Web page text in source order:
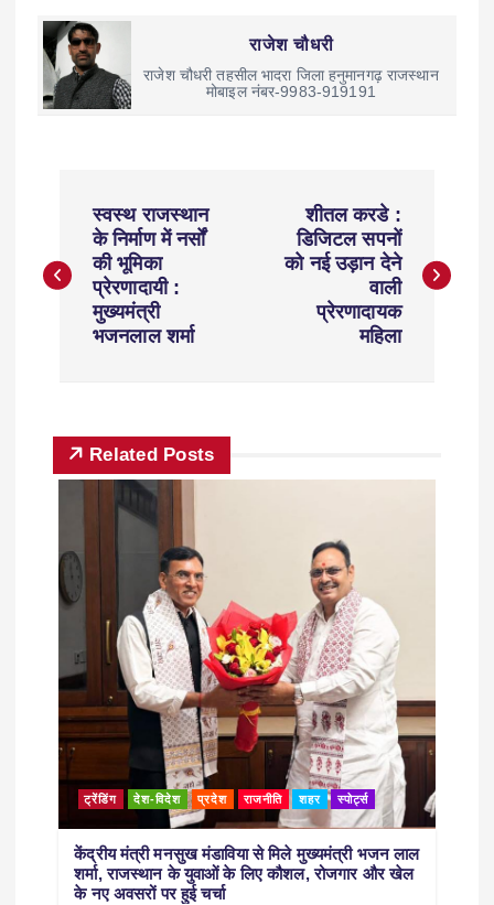
राजेश चौधरी
राजेश चौधरी तहसील भादरा जिला हनुमानगढ़ राजस्थान
मोबाइल नंबर-9983-919191
स्वस्थ राजस्थान
के निर्माण में नर्सों
की भूमिका
प्रेरणादायी :
मुख्यमंत्री
भजनलाल शर्मा
शीतल करडे :
डिजिटल सपनों
को नई उड़ान देने
वाली
प्रेरणादायक
महिला
Related Posts
ट्रेंडिंग देश-विदेश प्रदेश राजनीति शहर स्पोर्ट्स
केंद्रीय मंत्री मनसुख मंडाविया से मिले मुख्यमंत्री भजन लाल
शर्मा, राजस्थान के युवाओं के लिए कौशल, रोजगार और खेल
के नए अवसरों पर हुई चर्चा